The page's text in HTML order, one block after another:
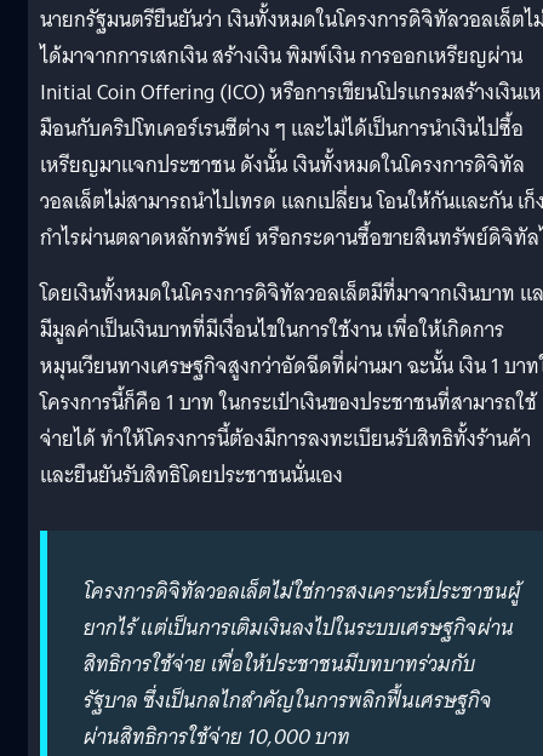
นายกรัฐมนตรียืนยันว่า เงินทั้งหมดในโครงการดิจิทัลวอลเล็ตไ
ได้มาจากการเสกเงิน สร้างเงิน พิมพ์เงิน การออกเหรียญผ่าน
Initial Coin Offering (ICO) หรือการเขียนโปรแกรมสร้างเงินเห
มือนกับคริปโทเคอร์เรนซีต่าง ๆ และไม่ได้เป็นการนำเงินไปซื้อ
เหรียญมาแจกประชาชน ดังนั้น เงินทั้งหมดในโครงการดิจิทัล
วอลเล็ตไม่สามารถนำไปเทรด แลกเปลี่ยน โอนให้กันและกัน เก็
กำไรผ่านตลาดหลักทรัพย์ หรือกระดานซื้อขายสินทรัพย์ดิจิทั
โดยเงินทั้งหมดในโครงการดิจิทัลวอลเล็ตมีที่มาจากเงินบาท แ
มีมูลค่าเป็นเงินบาทที่มีเงื่อนไขในการใช้งาน เพื่อให้เกิดการ
หมุนเวียนทางเศรษฐกิจสูงกว่าอัดฉีดที่ผ่านมา ฉะนั้น เงิน 1 บา
โครงการนี้ก็คือ 1 บาท ในกระเป๋าเงินของประชาชนที่สามารถใช้
จ่ายได้ ทำให้โครงการนี้ต้องมีการลงทะเบียนรับสิทธิทั้งร้านค้า
และยืนยันรับสิทธิโดยประชาชนนั่นเอง
โครงการดิจิทัลวอลเล็ตไม่ใช่การสงเคราะห์ประชาชนผู้
ยากไร้ แต่เป็นการเติมเงินลงไปในระบบเศรษฐกิจผ่าน
สิทธิการใช้จ่าย เพื่อให้ประชาชนมีบทบาทร่วมกับ
รัฐบาล ซึ่งเป็นกลไกสำคัญในการพลิกฟื้นเศรษฐกิจ
ผ่านสิทธิการใช้จ่าย 10,000 บาท